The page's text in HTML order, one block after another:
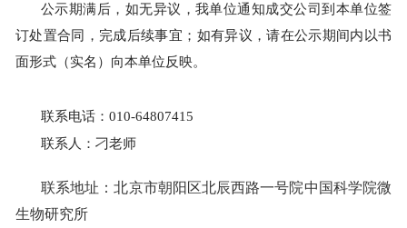
公示期满后，如无异议，我单位通知成交公司到本单位签
订处置合同，完成后续事宜；如有异议，请在公示期间内以书
面形式（实名）向本单位反映。
联系电话：010-64807415
联系人：刁老师
联系地址：北京市朝阳区北辰西路一号院中国科学院微
生物研究所